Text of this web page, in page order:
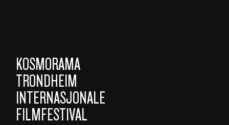
KOSMORAMA
TRONDHEIM
INTERNASJONALE
FILMFESTIVAL